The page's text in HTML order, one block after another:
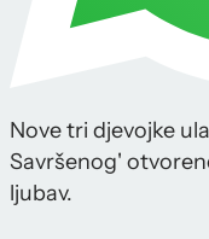
Nove tri djevojke
Savršenog'
ljubav.